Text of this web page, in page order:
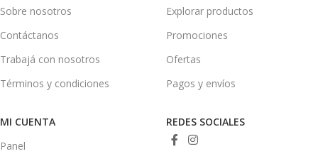
Sobre nosotros
Contáctanos
Trabajá con nosotros
Términos y condiciones
Explorar productos
Promociones
Ofertas
Pagos y envíos
MI CUENTA
Panel
REDES SOCIALES